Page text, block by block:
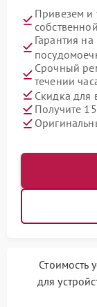
Привезем и
Гарантия
Срочный
течении
Скидка для
Получите
Стоимость
для